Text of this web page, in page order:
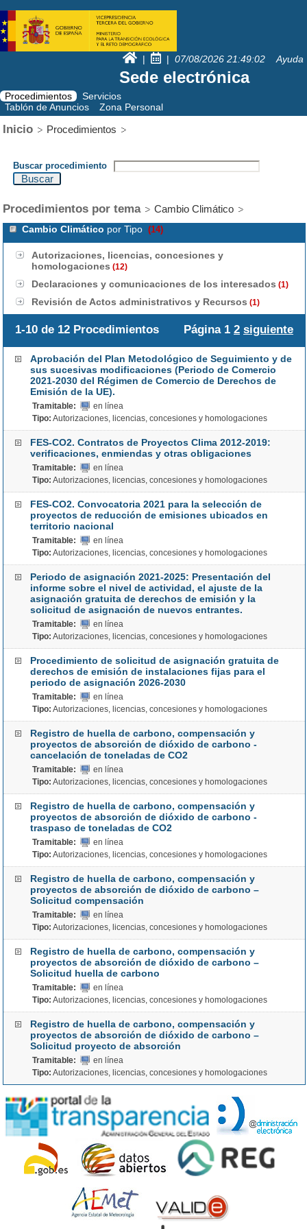
| | 07/08/2026 21:49:02 Ayuda
Sede electrónica
Procedimientos
Servicios
Tablón de Anuncios
Zona Personal
Inicio Procedimientos
Buscar procedimiento
Procedimientos por tema Cambio Climático
Cambio Climático por Tipo (14)
Autorizaciones, licencias, concesiones y
homologaciones (12)
Declaraciones y comunicaciones de los interesados (1)
Revisión de Actos administrativos y Recursos (1)
1-10 de 12 Procedimientos Página 1 2 siguiente
Aprobación del Plan Metodológico de Seguimiento y de
sus sucesivas modificaciones (Periodo de Comercio
2021-2030 del Régimen de Comercio de Derechos de
Emisión de la UE).
Tramitable:
en línea
Tipo: Autorizaciones, licencias, concesiones y homologaciones
FES-CO2. Contratos de Proyectos Clima 2012-2019:
verificaciones, enmiendas y otras obligaciones
Tramitable:
en línea
Tipo: Autorizaciones, licencias, concesiones y homologaciones
FES-CO2. Convocatoria 2021 para la selección de
proyectos de reducción de emisiones ubicados en
territorio nacional
Tramitable:
en línea
Tipo: Autorizaciones, licencias, concesiones y homologaciones
Periodo de asignación 2021-2025: Presentación del
informe sobre el nivel de actividad, el ajuste de la
asignación gratuita de derechos de emisión y la
solicitud de asignación de nuevos entrantes.
Tramitable:
en línea
Tipo: Autorizaciones, licencias, concesiones y homologaciones
Procedimiento de solicitud de asignación gratuita de
derechos de emisión de instalaciones fijas para el
periodo de asignación 2026-2030
Tramitable:
en línea
Tipo: Autorizaciones, licencias, concesiones y homologaciones
Registro de huella de carbono, compensación y
proyectos de absorción de dióxido de carbono -
cancelación de toneladas de CO2
Tramitable:
en línea
Tipo: Autorizaciones, licencias, concesiones y homologaciones
Registro de huella de carbono, compensación y
proyectos de absorción de dióxido de carbono -
traspaso de toneladas de CO2
Tramitable:
en línea
Tipo: Autorizaciones, licencias, concesiones y homologaciones
Registro de huella de carbono, compensación y
proyectos de absorción de dióxido de carbono –
Solicitud compensación
Tramitable:
en línea
Tipo: Autorizaciones, licencias, concesiones y homologaciones
Registro de huella de carbono, compensación y
proyectos de absorción de dióxido de carbono –
Solicitud huella de carbono
Tramitable:
en línea
Tipo: Autorizaciones, licencias, concesiones y homologaciones
Registro de huella de carbono, compensación y
proyectos de absorción de dióxido de carbono –
Solicitud proyecto de absorción
Tramitable:
en línea
Tipo: Autorizaciones, licencias, concesiones y homologaciones